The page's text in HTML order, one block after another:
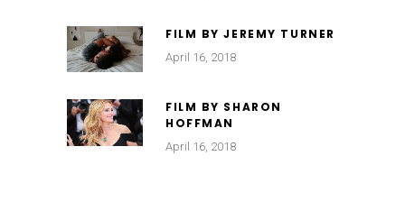
FILM BY JEREMY TURNER
April 16, 2018
FILM BY SHARON
HOFFMAN
April 16, 2018